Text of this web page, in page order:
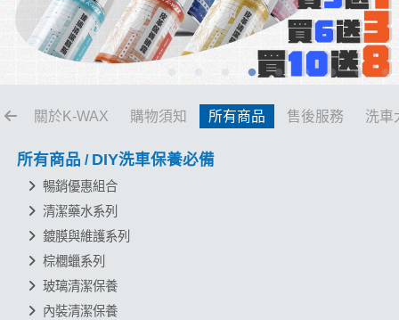
關於K-WAX 購物須知 所有商品 售後服務 洗車
所有商品 / DIY洗車保養必備
暢銷優惠組合
清潔藥水系列
鍍膜與維護系列
棕櫚蠟系列
玻璃清潔保養
內裝清潔保養